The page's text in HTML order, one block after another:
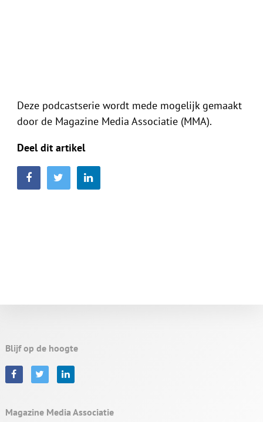
Deze podcastserie wordt mede mogelijk gemaakt
door de Magazine Media Associatie (MMA).
Deel dit artikel
Blijf op de hoogte
Magazine Media Associatie